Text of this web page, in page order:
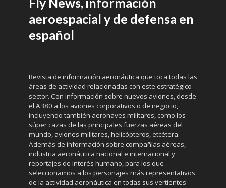
aeroespacial y de defensa en
español
Revista de información aeronáutica que toca todas las
áreas de actividad relacionadas con este estratégico
sector. Con información sobre nuevos aviones, desde
el A380 a los aviones corporativos o de negocio,
incluyendo también aeronaves militares, como los
súper cazas de las principales fuerzas aéreas del
mundo, aviones militares, helicópteros, etcétera.
Además de información sobre compañías aéreas,
industria aeronáutica nacional e internacional y
reportajes de interés humano, para los que
seleccionamos a los personajes más representativos
de la actividad aeronáutica en todas sus vertientes.